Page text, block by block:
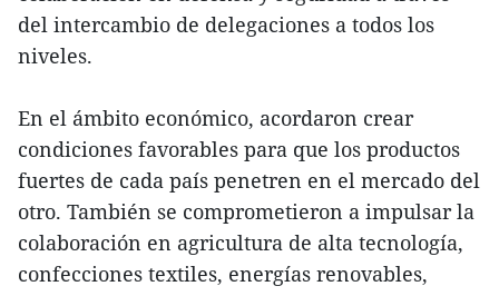
del intercambio de delegaciones a todos los
niveles.
En el ámbito económico, acordaron crear
condiciones favorables para que los productos
fuertes de cada país penetren en el mercado del
otro. También se comprometieron a impulsar la
colaboración en agricultura de alta tecnología,
confecciones textiles, energías renovables,